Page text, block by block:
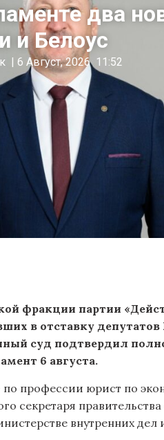
два
и Белоус
6 Август, 2026 11:52
фракции партии
в отставку
суд подтвердил
6 августа.
профессии юрист по
секретаря
внутренних